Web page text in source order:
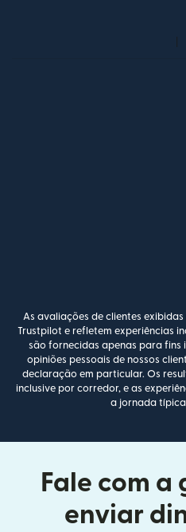
As avaliações de clientes
Trustpilot e refletem experiências
são fornecidas apenas para fins
opiniões pessoais de nossos
declaração em particular. Os
inclusive por corredor, e as
a jornada típica
Fale com
enviar